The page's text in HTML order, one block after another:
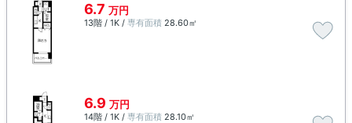
6.7 万円
13階 / 1K / 専有面積 28.60㎡
6.9 万円
14階 / 1K / 専有面積 28.10㎡